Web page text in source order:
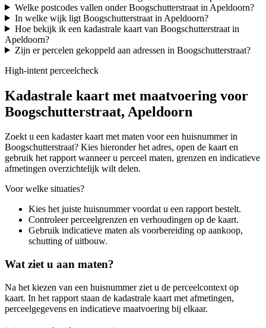
Welke postcodes vallen onder Boogschutterstraat in Apeldoorn?
In welke wijk ligt Boogschutterstraat in Apeldoorn?
Hoe bekijk ik een kadastrale kaart van Boogschutterstraat in
Apeldoorn?
Zijn er percelen gekoppeld aan adressen in Boogschutterstraat?
High-intent perceelcheck
Kadastrale kaart met maatvoering voor
Boogschutterstraat, Apeldoorn
Zoekt u een kadaster kaart met maten voor een huisnummer in
Boogschutterstraat? Kies hieronder het adres, open de kaart en
gebruik het rapport wanneer u perceel maten, grenzen en indicatieve
afmetingen overzichtelijk wilt delen.
Voor welke situaties?
Kies het juiste huisnummer voordat u een rapport bestelt.
Controleer perceelgrenzen en verhoudingen op de kaart.
Gebruik indicatieve maten als voorbereiding op aankoop,
schutting of uitbouw.
Wat ziet u aan maten?
Na het kiezen van een huisnummer ziet u de perceelcontext op
kaart. In het rapport staan de kadastrale kaart met afmetingen,
perceelgegevens en indicatieve maatvoering bij elkaar.